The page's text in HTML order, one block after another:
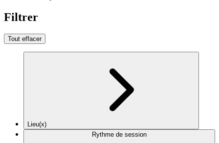
Filtrer
Tout effacer
Lieu(x)
Rythme de session